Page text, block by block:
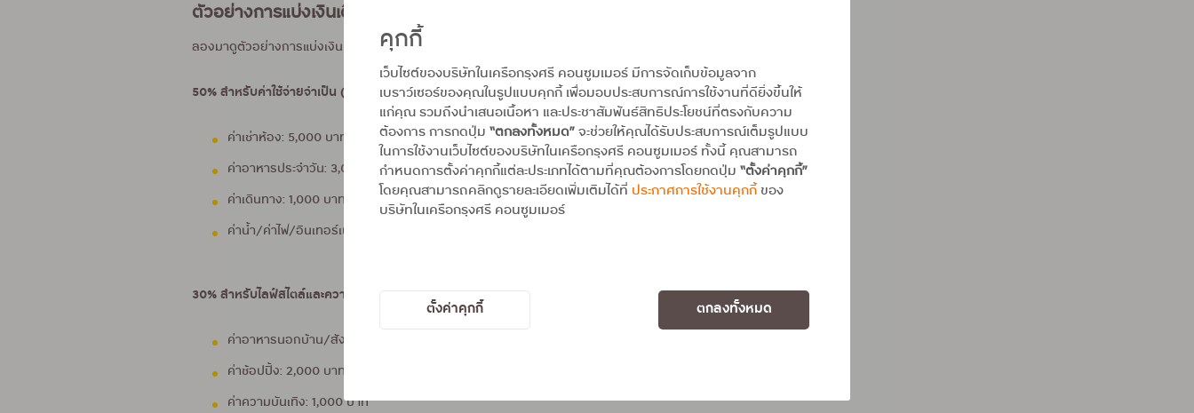
คุกกี้
เว็บไซต์ของบริษัทในเครือกรุงศรี คอนซูมเมอร์ มีการจัดเก็บข้อมูลจาก
เบราว์เซอร์ของคุณในรูปแบบคุกกี้ เพื่อมอบประสบการณ์การใช้งานที่ดียิ่งขึ้นให้
แก่คุณ รวมถึงนำเสนอเนื้อหา และประชาสัมพันธ์สิทธิประโยชน์ที่ตรงกับความ
ต้องการ การกดปุ่ม “ตกลงทั้งหมด”จะช่วยให้คุณได้รับประสบการณ์เต็มรูปแบบ
ในการใช้งานเว็บไซต์ของบริษัทในเครือกรุงศรี คอนซูมเมอร์ ทั้งนี้ คุณสามารถ
กำหนดการตั้งค่าคุกกี้แต่ละประเภทได้ตามที่คุณต้องการโดยกดปุ่ม “ตั้งค่าคุกกี้”
โดยคุณสามารถคลิกดูรายละเอียดเพิ่มเติมได้ที่ ประกาศการใช้งานคุกกี้ของ
บริษัทในเครือกรุงศรี คอนซูมเมอร์
ตั้งค่าคุกกี้ ตกลงทั้งหมด
ตัวอย่างการแบ่งเงินเดือนแบบ 50/30/20 ในชีวิตจริง
ลองมาดูตัวอย่างการแบ่งเงินเดือนตามสูตร 50/30/20 สำหรับคนที่มีรายได้ 20,000 บาทต่อเดือน :
50% สำหรับค่าใช้จ่ายจำเป็น (10,000 บาท)
ค่าเช่าห้อง: 5,000 บาท
ค่าอาหารประจำวัน: 3,000 บาท
ค่าเดินทาง: 1,000 บาท
ค่าน้ำ/ค่าไฟ/อินเทอร์เน็ต: 1,000 บาท
30% สำหรับไลฟ์สไตล์และความสุขส่วนตัว (6,000 บาท)
ค่าอาหารนอกบ้าน/สังสรรค์: 2,000 บาท
ค่าช้อปปิ้ง: 2,000 บาท
ค่าความบันเทิง: 1,000 บาท